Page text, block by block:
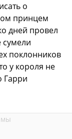
о
принцем
дней провел
сумели
поклонников
у короля не
Гарри